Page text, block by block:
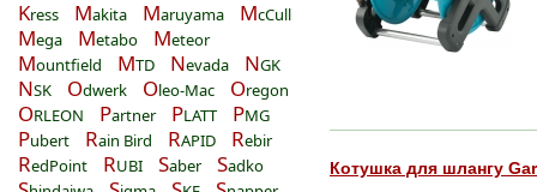
Kress Makita Maruyama McCull
Mega Metabo Meteor
Mountfield MTD Nevada NGK
NSK Odwerk Oleo-Mac Oregon
ORLEON Partner PLATT PMG
Pubert Rain Bird RAPID Rebir
RedPoint RUBI Saber Sadko Котушка для шлангу